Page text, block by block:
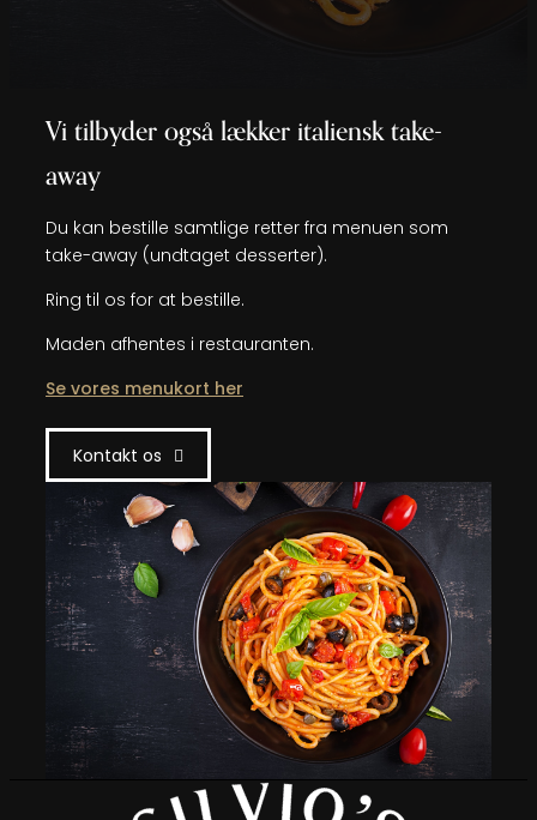
Vi tilbyder også lækker italiensk take-
away
Du kan bestille samtlige retter fra menuen som
take-away (undtaget desserter).
Ring til os for at bestille.
Maden afhentes i restauranten.
Se vores menukort her
Kontakt os